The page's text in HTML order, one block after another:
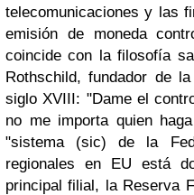
telecomunicaciones y las
emisión de moneda
coincide con la filosofía
Rothschild, fundador de
siglo XVIII: "Dame el
no me importa quien
"sistema (sic) de la
regionales en EU está
principal filial, la Reserva